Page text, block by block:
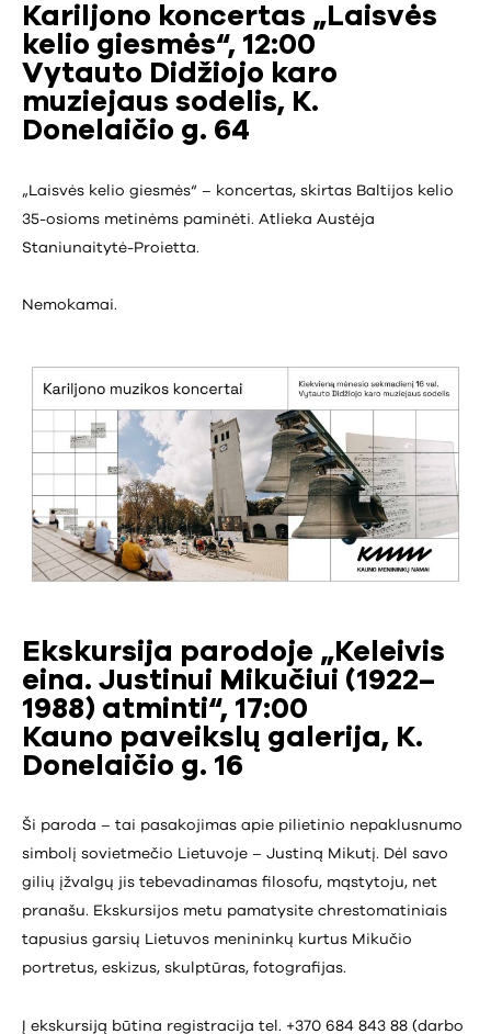
Kariljono koncertas „Laisvės
kelio giesmės“, 12:00
Vytauto Didžiojo karo
muziejaus sodelis, K.
Donelaičio g. 64
„Laisvės kelio giesmės“ – koncertas, skirtas Baltijos kelio
35-osioms metinėms paminėti. Atlieka Austėja
Staniunaitytė-Proietta.
Nemokamai.
Ekskursija parodoje „Keleivis
eina. Justinui Mikučiui (1922–
1988) atminti“, 17:00
Kauno paveikslų galerija, K.
Donelaičio g. 16
Ši paroda – tai pasakojimas apie pilietinio nepaklusnumo
simbolį sovietmečio Lietuvoje – Justiną Mikutį. Dėl savo
gilių įžvalgų jis tebevadinamas filosofu, mąstytoju, net
pranašu. Ekskursijos metu pamatysite chrestomatiniais
tapusius garsių Lietuvos menininkų kurtus Mikučio
portretus, eskizus, skulptūras, fotografijas.
Į ekskursiją būtina registracija tel. +370 684 843 88 (darbo